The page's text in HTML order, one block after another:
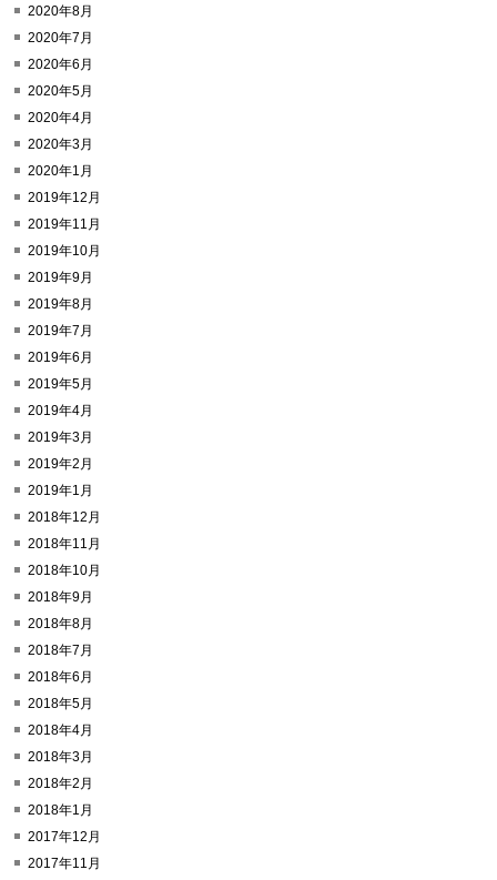
2020年8月
2020年7月
2020年6月
2020年5月
2020年4月
2020年3月
2020年1月
2019年12月
2019年11月
2019年10月
2019年9月
2019年8月
2019年7月
2019年6月
2019年5月
2019年4月
2019年3月
2019年2月
2019年1月
2018年12月
2018年11月
2018年10月
2018年9月
2018年8月
2018年7月
2018年6月
2018年5月
2018年4月
2018年3月
2018年2月
2018年1月
2017年12月
2017年11月